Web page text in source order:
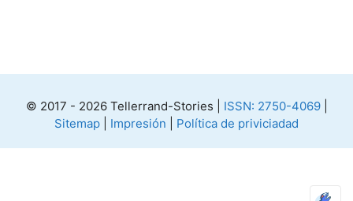
© 2017 - 2026 Tellerrand-Stories | ISSN: 2750-4069|
Sitemap
Impresión Política de priviciadad